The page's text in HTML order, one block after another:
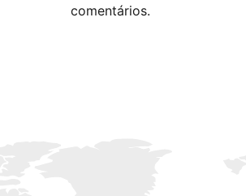
comentários.